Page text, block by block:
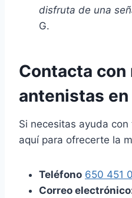
disfruta de una
G.
Contacta con
antenistas en
Si necesitas ayuda
aquí para ofrecerte la
Teléfono 650 451
Correo